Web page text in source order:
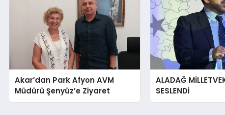
Akar’dan Park Afyon AVM
Müdürü Şenyüz’e Ziyaret
ALADAĞ
SESLENDİ